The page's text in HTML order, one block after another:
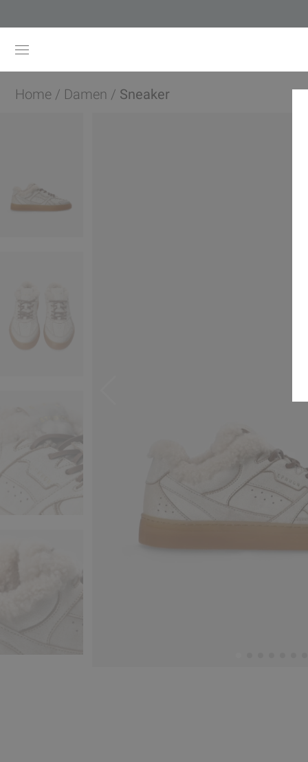
Home / Damen / Sneaker